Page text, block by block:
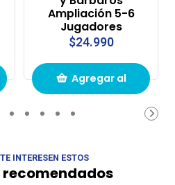
Ampliación 5-6
Jugadores
$24.990
Agregar al
carrito de
INTERESEN ESTOS